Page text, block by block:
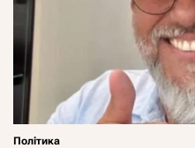
Політика